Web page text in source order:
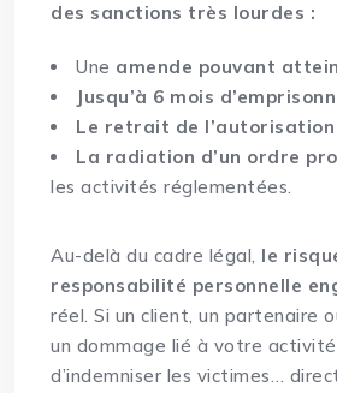
des sanctions très lourdes :
Une amende pouvant
Jusqu’à 6 mois
Le retrait de l’autorisation
La radiation d’un ordre
les activités réglementées.
Au-delà du cadre légal, le
responsabilité personnelle
réel. Si un client, un partenaire
un dommage lié à votre
d’indemniser les victimes…